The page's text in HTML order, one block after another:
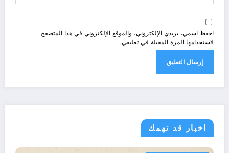
احفظ اسمي، بريدي الإلكتروني، والموقع الإلكتروني في هذا المتصفح
لاستخدامها المرة المقبلة في تعليقي.
اخبار قد تهمك